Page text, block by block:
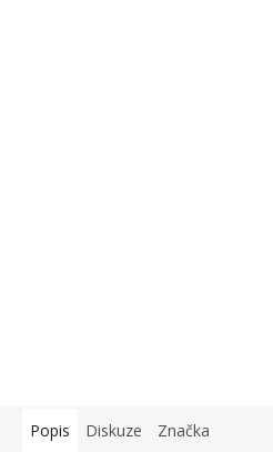
Popis Diskuze Značka